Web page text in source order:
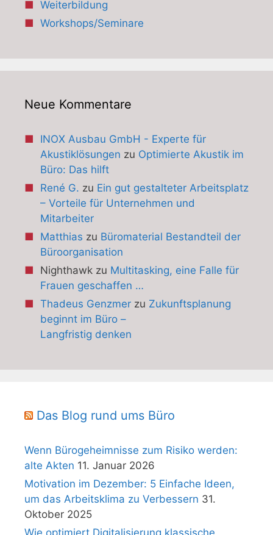
Weiterbildung
Workshops/Seminare
Neue Kommentare
INOX Ausbau GmbH - Experte für
Akustiklösungen zu Optimierte Akustik im
Büro: Das hilft
René G. zu Ein gut gestalteter Arbeitsplatz
– Vorteile für Unternehmen und
Mitarbeiter
Matthias zu Büromaterial Bestandteil der
Büroorganisation
Nighthawkzu Multitasking, eine Falle für
Frauen geschaffen …
Thadeus Genzmerzu Zukunftsplanung
beginnt im Büro –
Langfristig denken
Das Blog rund ums Büro
Wenn Bürogeheimnisse zum Risiko werden:
alte Akten 11. Januar 2026
Motivation im Dezember: 5 Einfache Ideen,
um das Arbeitsklima zu Verbessern 31.
Oktober 2025